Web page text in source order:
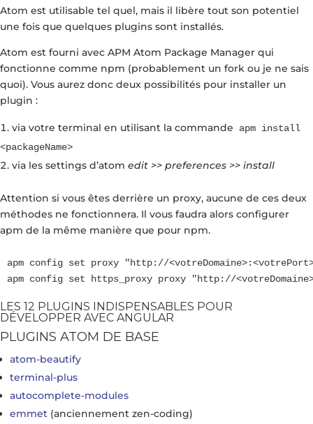
Atom est utilisable tel quel, mais il libère tout son potentiel
une fois que quelques plugins sont installés.
Atom est fourni avec APM Atom Package Manager qui
fonctionne comme npm (probablement un fork ou je ne sais
quoi). Vous aurez donc deux possibilités pour installer un
plugin :
via votre terminal en utilisant la commande
apm install
<packageName>
via les settings d’atom edit >> preferences >> install
Attention si vous êtes derrière un proxy, aucune de ces deux
méthodes ne fonctionnera. Il vous faudra alors configurer
apm de la même manière que pour npm.
apm config set proxy "http://
LES 12 PLUGINS INDISPENSABLES POUR
DÉVELOPPER AVEC ANGULAR
PLUGINS ATOM DE BASE
atom-beautify
terminal-plus
autocomplete-modules
emmet (anciennement zen-coding)